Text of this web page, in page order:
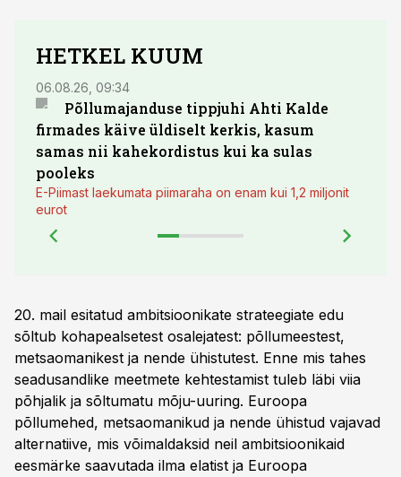
HETKEL KUUM
06.08.26, 09:34
Põllumajanduse tippjuhi Ahti Kalde
firmades käive üldiselt kerkis, kasum
samas nii kahekordistus kui ka sulas
pooleks
E-Piimast laekumata piimaraha on enam kui 1,2 miljonit
eurot
20. mail esitatud ambitsioonikate strateegiate edu
sõltub kohapealsetest osalejatest: põllumeestest,
metsaomanikest ja nende ühistutest. Enne mis tahes
seadusandlike meetmete kehtestamist tuleb läbi viia
põhjalik ja sõltumatu mõju-uuring. Euroopa
põllumehed, metsaomanikud ja nende ühistud vajavad
alternatiive, mis võimaldaksid neil ambitsioonikaid
eesmärke saavutada ilma elatist ja Euroopa